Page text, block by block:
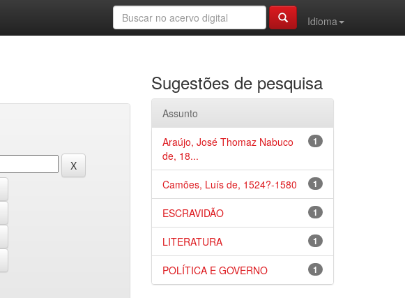
Idioma
Sugestões de pesquisa
Assunto
1
Araújo, José Thomaz Nabuco
de, 18...
1
Camões, Luís de, 1524?-1580
1
ESCRAVIDÃO
1
LITERATURA
1
POLÍTICA E GOVERNO